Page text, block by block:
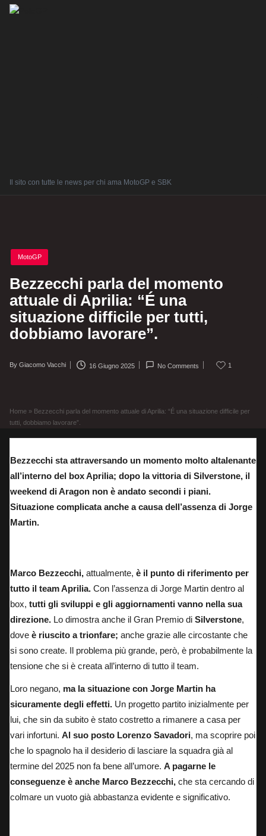
Il sito con tutte le news per chi ama MotoGP e SBK
Posted
in
MotoGP
Bezzecchi parla del momento
attuale di Aprilia: “É una
situazione difficile per tutti,
dobbiamo lavorare”.
Posted
By Giacomo Vacchi 16 Giugno 2025 No Comments 1
Home » Bezzecchi parla del momento attuale di Aprilia: “É una situazione difficile per
tutti, dobbiamo lavorare”.
Bezzecchi sta attraversando un momento molto altalenante
all’interno del box Aprilia; dopo la vittoria di Silverstone, il
weekend di Aragon non è andato secondi i piani.
Situazione complicata anche a causa dell’assenza di Jorge
Martin.
Marco Bezzecchi, attualmente, è il punto di riferimento per
tutto il team Aprilia. Con l’assenza di Jorge Martin dentro al
box, tutti gli sviluppi e gli aggiornamenti vanno nella sua
direzione. Lo dimostra anche il Gran Premio di Silverstone,
dove è riuscito a trionfare; anche grazie alle circostante che
si sono create. Il problema più grande, però, è probabilmente la
tensione che si è creata all’interno di tutto il team.
Loro negano, ma la situazione con Jorge Martin ha
sicuramente degli effetti. Un progetto partito inizialmente per
lui, che sin da subito è stato costretto a rimanere a casa per
vari infortuni. Al suo posto Lorenzo Savadori, ma scoprire poi
che lo spagnolo ha il desiderio di lasciare la squadra già al
termine del 2025 non fa bene all’umore. A pagarne le
conseguenze è anche Marco Bezzecchi, che sta cercando di
colmare un vuoto già abbastanza evidente e significativo.